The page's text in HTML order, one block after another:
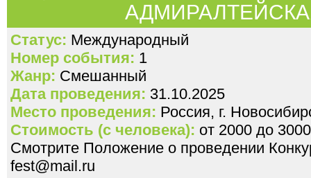
Статус: Международный
Номер события: 1
Жанр: Смешанный
Дата проведения: 31.10.2025
Место проведения: Россия, г.
Стоимость (с человека): от 2000 до
Смотрите Положение о проведении
fest@mail.ru